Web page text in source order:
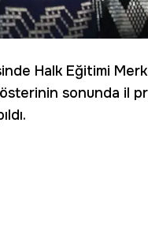
Halk Eğitimi
sonunda il